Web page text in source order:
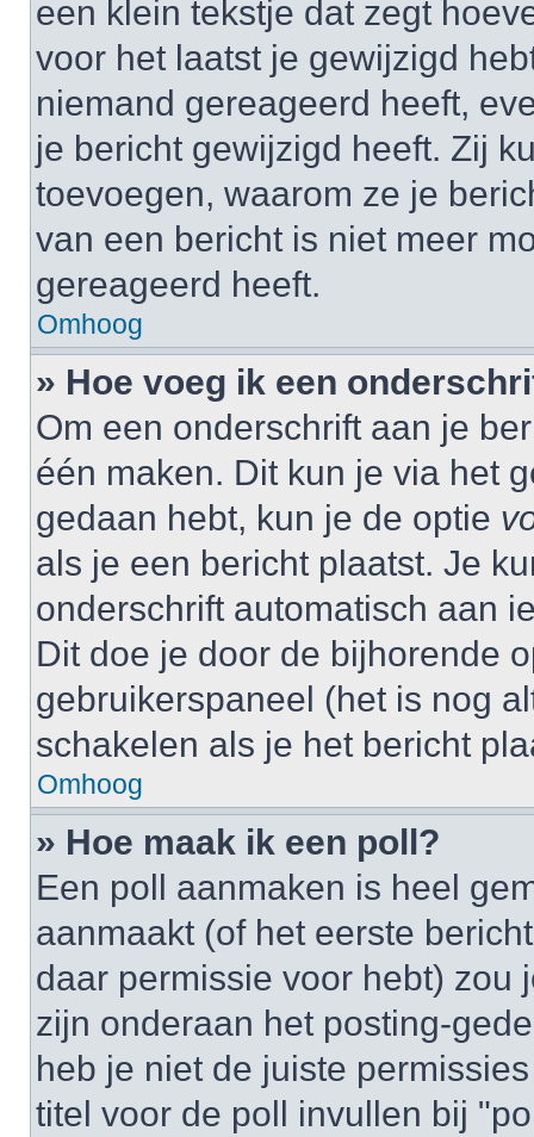
een klein tekstje dat zegt
voor het laatst je gewijzigd
niemand gereageerd heeft,
je bericht gewijzigd heeft. Zij
toevoegen, waarom ze je
van een bericht is niet meer
gereageerd heeft.
Omhoog
» Hoe voeg ik een
Om een onderschrift aan je
één maken. Dit kun je via het
gedaan hebt, kun je de optie
als je een bericht plaatst. Je
onderschrift automatisch aan
Dit doe je door de bijhorende
gebruikerspaneel (het is nog
schakelen als je het bericht
Omhoog
» Hoe maak ik een poll?
Een poll aanmaken is heel
aanmaakt (of het eerste
daar permissie voor hebt) zou
zijn onderaan het posting-
heb je niet de juiste
titel voor de poll invullen bij